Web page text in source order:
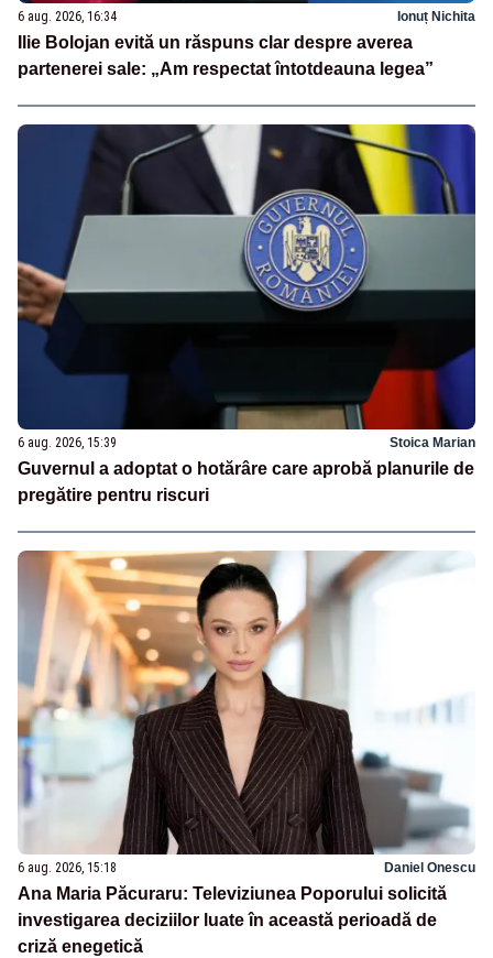
6 aug. 2026, 16:34 Ionuț Nichita
Ilie Bolojan evită un răspuns clar despre averea
partenerei sale: „Am respectat întotdeauna legea”
6 aug. 2026, 15:39 Stoica Marian
Guvernul a adoptat o hotărâre care aprobă planurile de
pregătire pentru riscuri
6 aug. 2026, 15:18 Daniel Onescu
Ana Maria Păcuraru: Televiziunea Poporului solicită
investigarea deciziilor luate în această perioadă de
criză enegetică